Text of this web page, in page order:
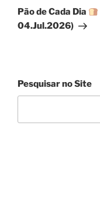
post
Pão de Cada Dia
04.Jul.2026)
Pesquisar no Site